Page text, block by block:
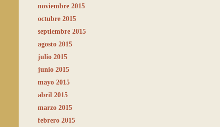
noviembre 2015
octubre 2015
septiembre 2015
agosto 2015
julio 2015
junio 2015
mayo 2015
abril 2015
marzo 2015
febrero 2015